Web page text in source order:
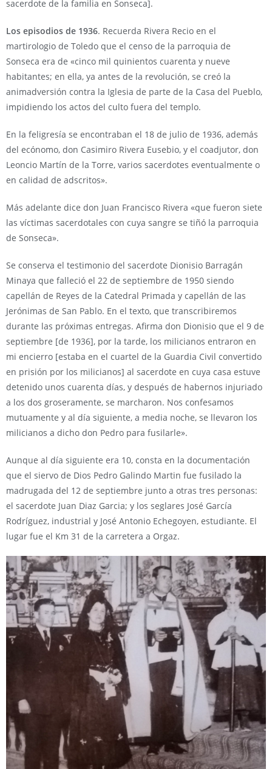
sacerdote de la familia en Sonseca].
Los episodios de 1936. Recuerda Rivera Recio en el
martirologio de Toledo que el censo de la parroquia de
Sonseca era de «cinco mil quinientos cuarenta y nueve
habitantes; en ella, ya antes de la revolución, se creó la
animadversión contra la Iglesia de parte de la Casa del Pueblo,
impidiendo los actos del culto fuera del templo.
En la feligresía se encontraban el 18 de julio de 1936, además
del ecónomo, don Casimiro Rivera Eusebio, y el coadjutor, don
Leoncio Martín de la Torre, varios sacerdotes eventualmente o
en calidad de adscritos».
Más adelante dice don Juan Francisco Rivera «que fueron siete
las víctimas sacerdotales con cuya sangre se tiñó la parroquia
de Sonseca».
Se conserva el testimonio del sacerdote Dionisio Barragán
Minaya que falleció el 22 de septiembre de 1950 siendo
capellán de Reyes de la Catedral Primada y capellán de las
Jerónimas de San Pablo. En el texto, que transcribiremos
durante las próximas entregas. Afirma don Dionisio que el 9 de
septiembre [de 1936], por la tarde, los milicianos entraron en
mi encierro [estaba en el cuartel de la Guardia Civil convertido
en prisión por los milicianos] al sacerdote en cuya casa estuve
detenido unos cuarenta días, y después de habernos injuriado
a los dos groseramente, se marcharon. Nos confesamos
mutuamente y al día siguiente, a media noche, se llevaron los
milicianos a dicho don Pedro para fusilarle».
Aunque al día siguiente era 10, consta en la documentación
que el siervo de Dios Pedro Galindo Martin fue fusilado la
madrugada del 12 de septiembre junto a otras tres personas:
el sacerdote Juan Diaz Garcia; y los seglares José García
Rodríguez, industrial y José Antonio Echegoyen, estudiante. El
lugar fue el Km 31 de la carretera a Orgaz.